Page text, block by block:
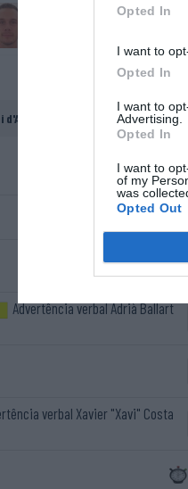
Opted In
I want to
Opted In
I want to
Advertising.
Opted In
I want to
of my
was
Opted Out
Barcelona
Advertência verbal Adrià Ballart
verbal Xavier "Xavi" Costa